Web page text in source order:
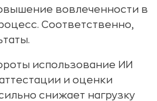
вовлеченности в
Соответственно,
использование ИИ
и оценки
снижает нагрузку